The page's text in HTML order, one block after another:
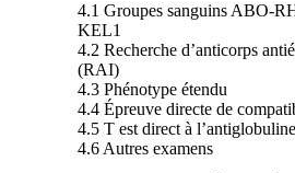
4.1 Groupes sanguins ABO-
KEL1
4.2 Recherche d’anticorps
(RAI)
4.3 Phénotype étendu
4.4 Épreuve directe de
4.5 T est direct à l’antiglobuline
4.6 Autres examens